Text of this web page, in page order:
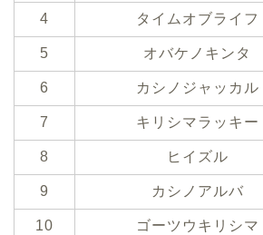
4 タイムオブライフ
5 オバケノキンタ
6 カシノジャッカル
7 キリシマラッキー
8 ヒイズル
9 カシノアルバ
10 ゴーツウキリシマ